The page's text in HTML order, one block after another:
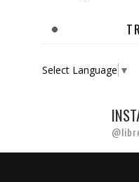
Select Language ▼